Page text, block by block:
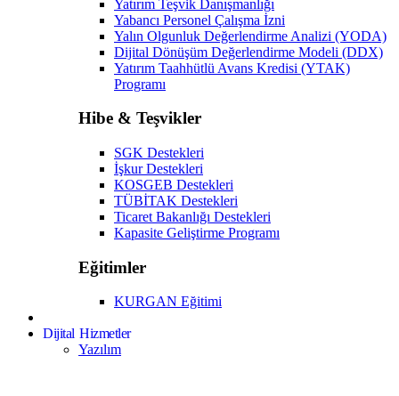
Yatırım Teşvik Danışmanlığı
Yabancı Personel Çalışma İzni
Yalın Olgunluk Değerlendirme Analizi (YODA)
Dijital Dönüşüm Değerlendirme Modeli (DDX)
Yatırım Taahhütlü Avans Kredisi (YTAK)
Programı
Hibe & Teşvikler
SGK Destekleri
İşkur Destekleri
KOSGEB Destekleri
TÜBİTAK Destekleri
Ticaret Bakanlığı Destekleri
Kapasite Geliştirme Programı
Eğitimler
KURGAN Eğitimi
Dijital Hizmetler
Yazılım